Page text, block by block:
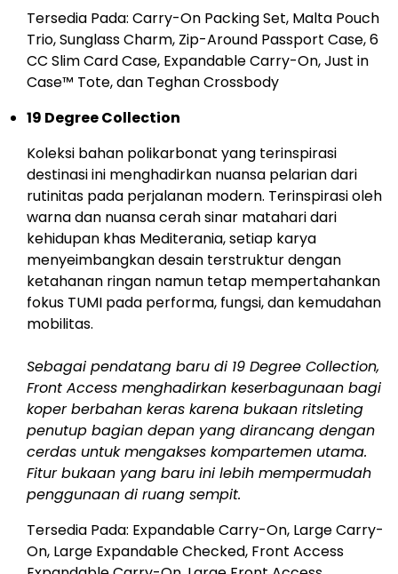
Tersedia Pada: Carry-On Packing Set, Malta Pouch
Trio, Sunglass Charm, Zip-Around Passport Case, 6
CC Slim Card Case, Expandable Carry-On, Just in
Case™ Tote, dan Teghan Crossbody
19 Degree Collection
Koleksi bahan polikarbonat yang terinspirasi
destinasi ini menghadirkan nuansa pelarian dari
rutinitas pada perjalanan modern. Terinspirasi oleh
warna dan nuansa cerah sinar matahari dari
kehidupan khas Mediterania, setiap karya
menyeimbangkan desain terstruktur dengan
ketahanan ringan namun tetap mempertahankan
fokus TUMI pada performa, fungsi, dan kemudahan
mobilitas.
Sebagai pendatang baru di 19 Degree Collection,
Front Access menghadirkan keserbagunaan bagi
koper berbahan keras karena bukaan ritsleting
penutup bagian depan yang dirancang dengan
cerdas untuk mengakses kompartemen utama.
Fitur bukaan yang baru ini lebih mempermudah
penggunaan di ruang sempit.
Tersedia Pada: Expandable Carry-On, Large Carry-
On, Large Expandable Checked, Front Access